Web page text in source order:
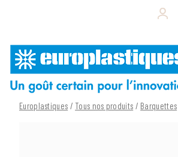
Europlastiques / Tous nos produits / Barquettes